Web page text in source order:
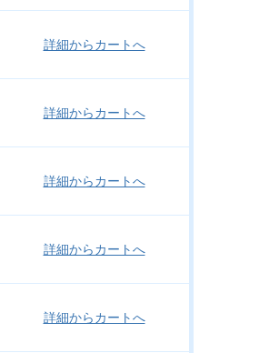
詳細からカートへ
詳細からカートへ
詳細からカートへ
詳細からカートへ
詳細からカートへ